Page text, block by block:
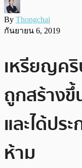
By Thongchai
กันยายน 6, 2019
เหรียญค
ถูกสร้าง
และได้ปร
ห้าม